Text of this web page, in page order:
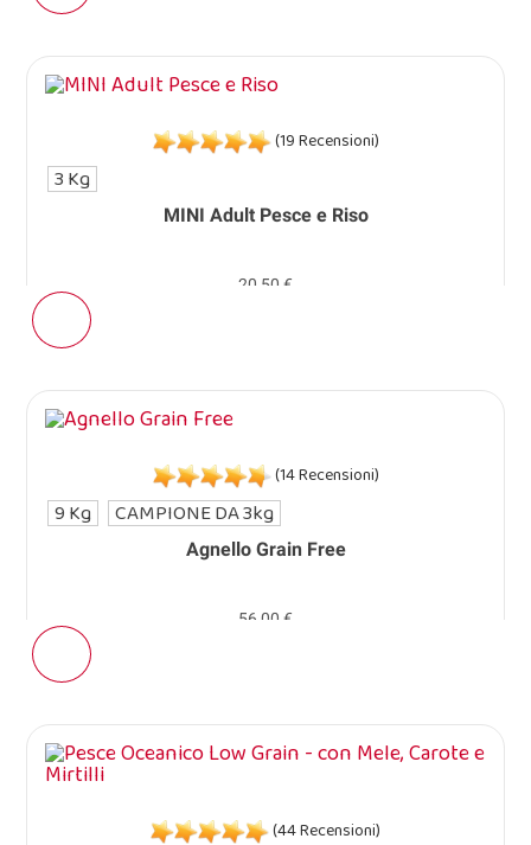
MINI Adult Pesce e Riso
(19 Recensioni)
20,50 €
3 Kg
Agnello Grain Free
(14 Recensioni)
56,00 €
9 Kg CAMPIONE DA 3kg
(44 Recensioni)